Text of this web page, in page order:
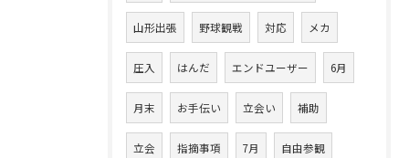
山形出張 野球観戦 対応 メカ
圧入 はんだ エンドユーザー 6月
月末 お手伝い 立会い 補助
立会 指摘事項 7月 自由参観